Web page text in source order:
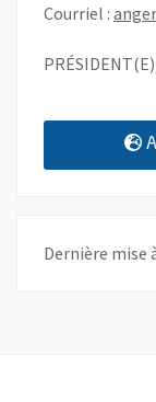
Courriel :
Dernière mise